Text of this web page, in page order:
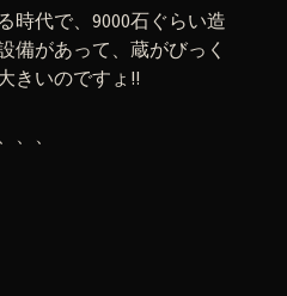
時代で、9000石ぐらい造
備があって、蔵がびっく
きいのですょ!!
、、